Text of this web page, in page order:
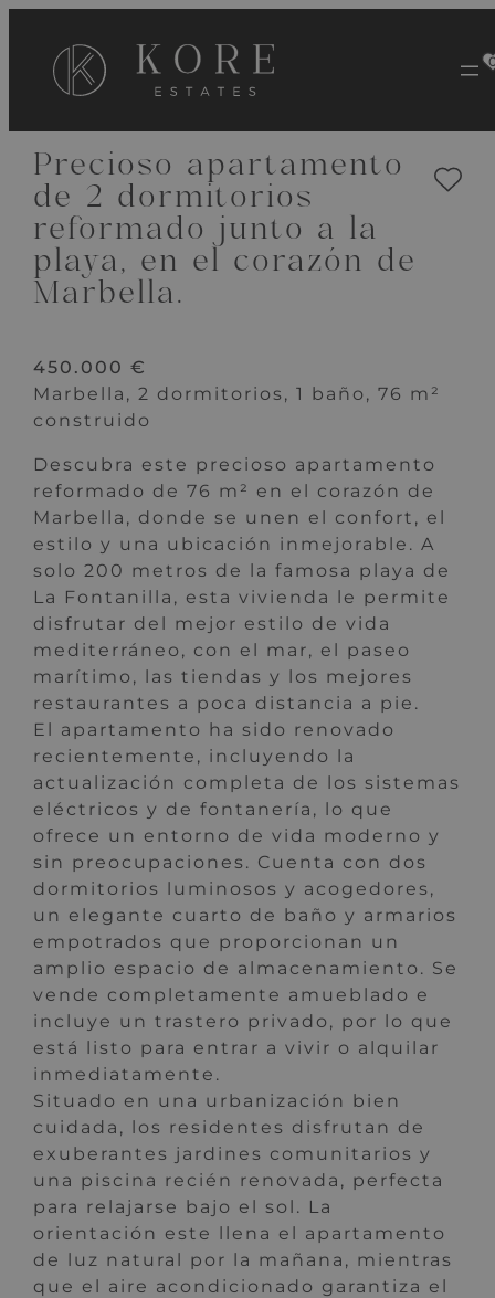
VER 12 IMÁGENES
Precioso apartamento
de 2 dormitorios
reformado junto a la
playa, en el corazón de
Marbella.
450.000 €
Marbella, 2 dormitorios, 1 baño, 76 m²
construido
Descubra este precioso apartamento
reformado de 76 m² en el corazón de
Marbella, donde se unen el confort, el
estilo y una ubicación inmejorable. A
solo 200 metros de la famosa playa de
La Fontanilla, esta vivienda le permite
disfrutar del mejor estilo de vida
mediterráneo, con el mar, el paseo
marítimo, las tiendas y los mejores
restaurantes a poca distancia a pie.
El apartamento ha sido renovado
recientemente, incluyendo la
actualización completa de los sistemas
eléctricos y de fontanería, lo que
ofrece un entorno de vida moderno y
sin preocupaciones. Cuenta con dos
dormitorios luminosos y acogedores,
un elegante cuarto de baño y armarios
empotrados que proporcionan un
amplio espacio de almacenamiento. Se
vende completamente amueblado e
incluye un trastero privado, por lo que
está listo para entrar a vivir o alquilar
inmediatamente.
Situado en una urbanización bien
cuidada, los residentes disfrutan de
exuberantes jardines comunitarios y
una piscina recién renovada, perfecta
para relajarse bajo el sol. La
orientación este llena el apartamento
de luz natural por la mañana, mientras
que el aire acondicionado garantiza el